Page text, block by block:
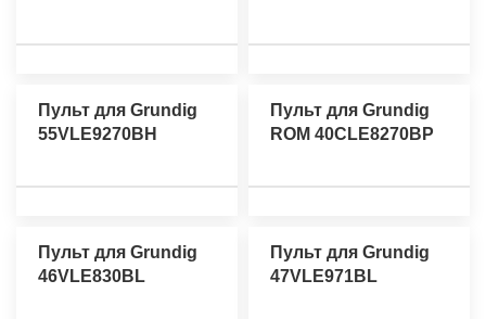
Пульт для Grundig
55VLE9270BH
Пульт для Grundig
ROM 40CLE8270BP
Пульт для Grundig
46VLE830BL
Пульт для Grundig
47VLE971BL